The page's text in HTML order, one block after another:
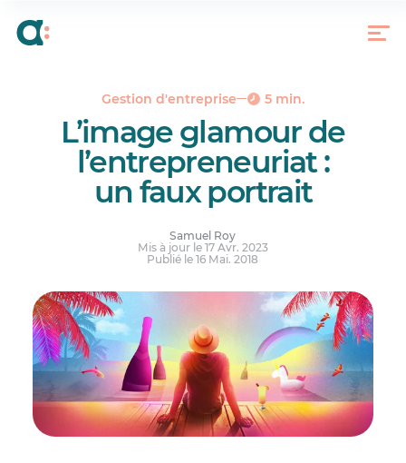
Gestion d'entreprise 5 min.
L’image glamour de
l’entrepreneuriat :
un faux portrait
Samuel Roy
Mis à jour le 17 Avr. 2023
Publié le 16 Mai. 2018
C’est quoi la vraie réalité d’un entrepreneur?